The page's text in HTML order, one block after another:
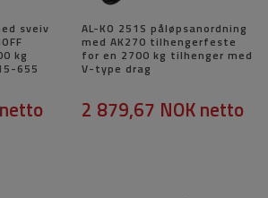
sveiv
kg
655
netto
AL-KO 251S påløpsanordning
med AK270 tilhengerfeste
for en 2700 kg tilhenger med
V-type drag
2 879,67 NOKnetto